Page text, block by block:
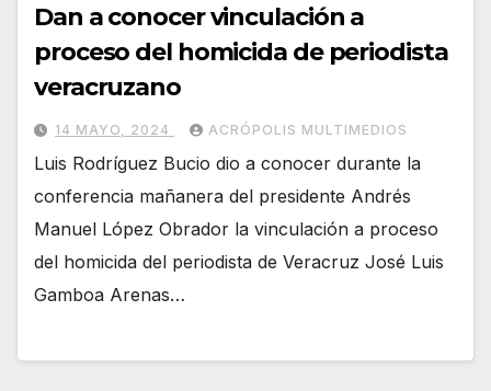
Dan a conocer vinculación a
proceso del homicida de periodista
veracruzano
14 MAYO, 2024 ACRÓPOLIS MULTIMEDIOS
Luis Rodríguez Bucio dio a conocer durante la
conferencia mañanera del presidente Andrés
Manuel López Obrador la vinculación a proceso
del homicida del periodista de Veracruz José Luis
Gamboa Arenas…